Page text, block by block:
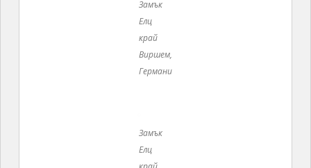
Замък
Елц край
Виршем,
Замък
Елц край